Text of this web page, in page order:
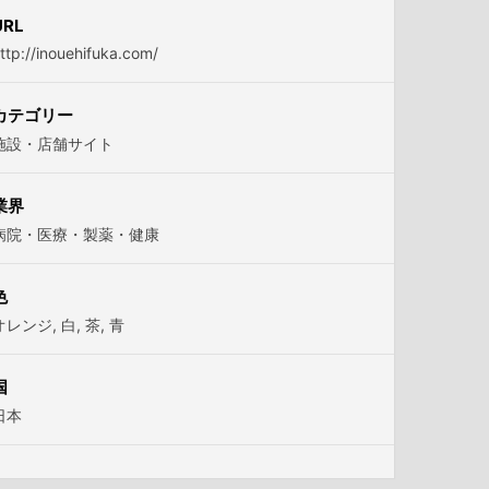
inouehifuka.com/
テゴリー
設・店舗サイト
界
院・医療・製薬・健康
レンジ, 白, 茶, 青
本